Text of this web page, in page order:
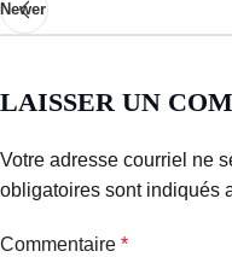
Newer
LAISSER UN
Votre adresse courriel ne
obligatoires sont indiqués
Commentaire *